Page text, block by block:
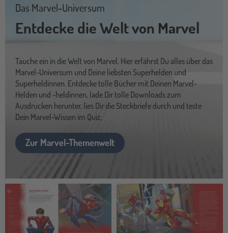
Das Marvel-Universum
Entdecke die Welt von Marvel
Tauche ein in die Welt von Marvel. Hier erfährst Du alles über das
Marvel-Universum und Deine liebsten Superhelden und
Superheldinnen. Entdecke tolle Bücher mit Deinen Marvel-
Helden und -heldinnen, lade Dir tolle Downloads zum
Ausdrucken herunter, lies Dir die Steckbriefe durch und teste
Dein Marvel-Wissen im Quiz.
Zur Marvel-Themenwelt